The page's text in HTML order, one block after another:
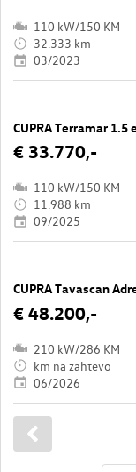
110 kW/150 KM
32.333 km
03/2023
CUPRA Terramar 1.5
€ 33.770,-
110 kW/150 KM
11.988 km
09/2025
€ 48.200,-
210 kW/286 KM
km na zahtevo
06/2026